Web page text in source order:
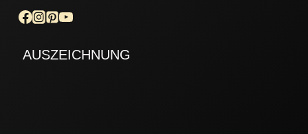
AUSZEICHNUNG